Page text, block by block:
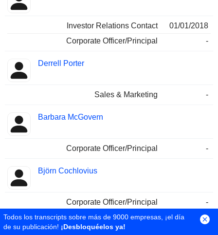
Investor Relations Contact
01/01/2018
Corporate Officer/Principal
-
Derrell Porter
Sales & Marketing -
Barbara McGovern
Corporate Officer/Principal -
Björn Cochlovius
Corporate Officer/Principal -
Christopher Kurtz
Todos los transcripts sobre más de 9000 empresas, ¡el día
de su publicación! ¡Desbloquéelos ya!